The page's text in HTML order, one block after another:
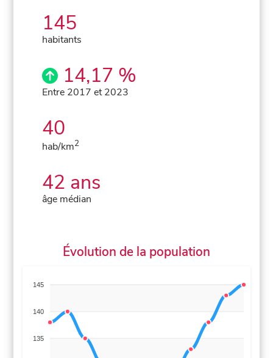
145
habitants
14,17 %
Entre 2017 et 2023
40
hab/km2
42 ans
âge médian
Évolution de la population
145
140
135